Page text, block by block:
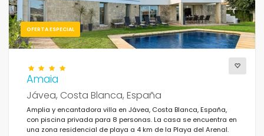
OFERTA ESPECIAL
Amaia
Jávea, Costa Blanca, España
Amplia y encantadora villa en Jávea, Costa Blanca, España,
con piscina privada para 8 personas. La casa se encuentra en
una zona residencial de playa a 4 km de la Playa del Arenal.